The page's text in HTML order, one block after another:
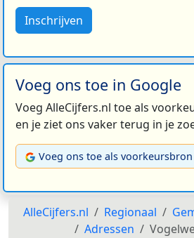
Inschrijven
Voeg ons toe in Google
Voeg AlleCijfers.nl toe als
en je ziet ons vaker terug in je
Voeg ons toe als voorkeursbron
AlleCijfers.nl Regionaal
Adressen